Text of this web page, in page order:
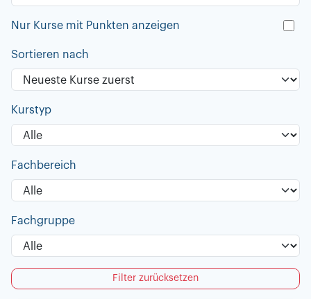
Nur Kurse mit Punkten anzeigen
Sortieren nach
Kurstyp
Fachbereich
Fachgruppe
Filter zurücksetzen